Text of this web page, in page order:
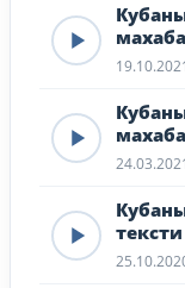
тексти